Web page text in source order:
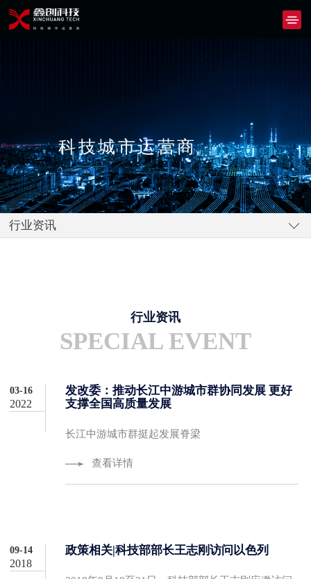
科技城市运营商
行业资讯
行业资讯
SPECIAL EVENT
03-16
2022
发改委：推动长江中游城市群协同发展 更好
支撑全国高质量发展
长江中游城市群挺起发展脊梁
查看详情
09-14
2018
政策相关|科技部部长王志刚访问以色列